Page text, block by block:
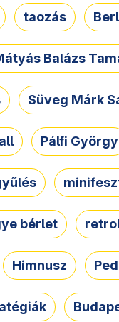
taozás
Balázs
Süveg Márk
Pálfi György
bérlet
Himnusz